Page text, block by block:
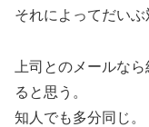
それによってだいぶ
上司とのメールな
ると思う。
知人でも多分同じ。